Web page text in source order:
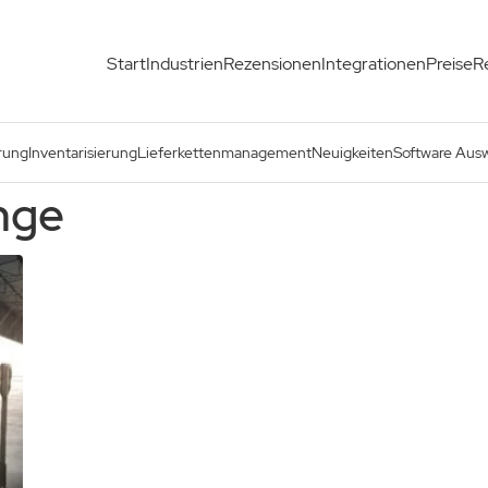
StartIndustrienRezensionenIntegrationenPreise
InventarisierungLieferkettenmanagementNeuigkeitenSoftware